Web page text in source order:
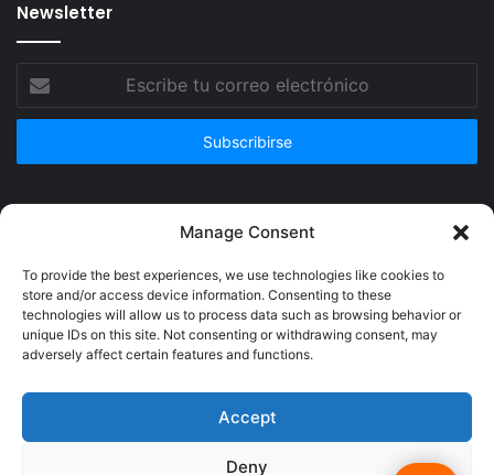
Manage Consent
To provide the best experiences, we use technologies like cookies to
store and/or access device information. Consenting to these
technologies will allow us to process data such as browsing behavior or
unique IDs on this site. Not consenting or withdrawing consent, may
adversely affect certain features and functions.
Accept
Deny
Newsletter
correo
© Copyright 2026, Todos los derechos reservados @Crucerum |